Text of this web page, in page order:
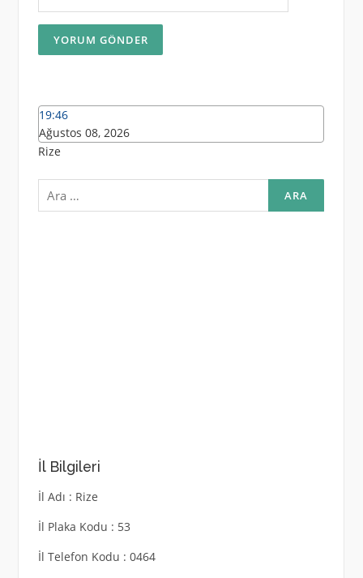
19:46
Ağustos 08, 2026
Rize
Arama:
İl Bilgileri
İl Adı : Rize
İl Plaka Kodu : 53
İl Telefon Kodu : 0464